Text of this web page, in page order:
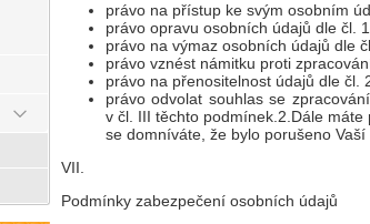
právo na přístup ke svým osobním
právo opravu osobních údajů dle čl.
právo na výmaz osobních údajů dle
právo vznést námitku proti
právo na přenositelnost údajů dle čl.
právo odvolat souhlas se
v čl. III těchto podmínek.2.Dále
se domníváte, že bylo porušeno
VII.
Podmínky zabezpečení osobních údajů